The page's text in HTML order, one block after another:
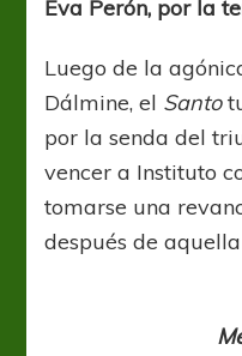
Eva Perón, por la
Luego de la
Dálmine, el Santo
por la senda del
vencer a Instituto
tomarse una
después de